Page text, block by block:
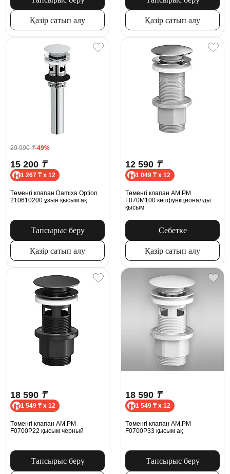
Қазір сатып алу Қазір сатып алу
29 990₸-49%
15 200 ₸
1 267 ₸ x 12
Төменгі клапан Damixa Option
210610200 ұзын қысым ақ
Тапсырыс беру
Қазір сатып алу
12 590 ₸
1 049 ₸ x 12
Төменгі клапан AM.PM
F070M100 көпфункционалды
қысым
Себетке
Қазір сатып алу
18 590 ₸
1 549 ₸ x 12
Төменгі клапан AM.PM
F0700P22 қысым чёрный
Тапсырыс беру
18 590 ₸
1 549 ₸ x 12
Төменгі клапан AM.PM
F0700P33 қысым ақ
Тапсырыс беру